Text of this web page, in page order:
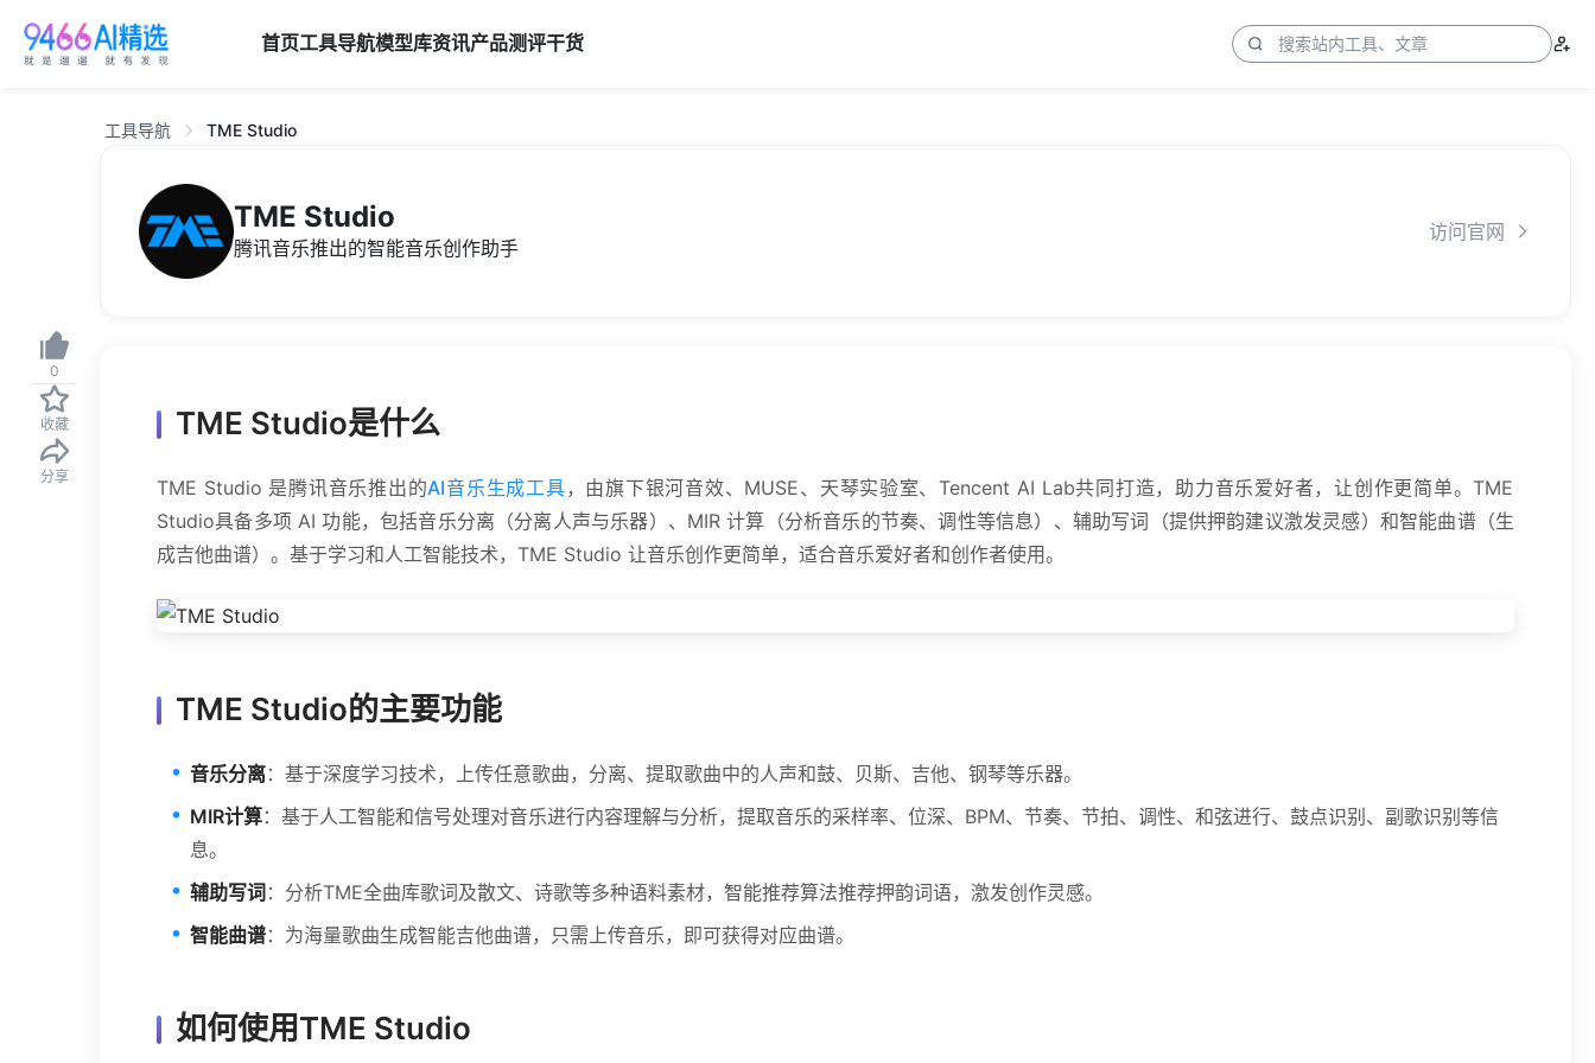
首页工具导航模型库资讯产品测评干货
0
收藏
分享
工具导航 TME Studio
TME Studio
腾讯音乐推出的智能音乐创作助手
访问官网
TME Studio是什么
TME Studio 是腾讯音乐推出的AI音乐生成工具 ，由旗下银河音效、MUSE、天琴实验室、Tencent AI Lab共同打造，助力音乐爱好者，让创作更简单。TME
Studio具备多项 AI 功能，包括音乐分离（分离人声与乐器）、MIR 计算（分析音乐的节奏、调性等信息）、辅助写词（提供押韵建议激发灵感）和智能曲谱（生
成吉他曲谱）。基于学习和人工智能技术，TME Studio 让音乐创作更简单，适合音乐爱好者和创作者使用。
TME Studio的主要功能
音乐分离：基于深度学习技术，上传任意歌曲，分离、提取歌曲中的人声和鼓、贝斯、吉他、钢琴等乐器。
MIR计算：基于人工智能和信号处理对音乐进行内容理解与分析，提取音乐的采样率、位深、BPM、节奏、节拍、调性、和弦进行、鼓点识别、副歌识别等信
息。
辅助写词 ：分析TME全曲库歌词及散文、诗歌等多种语料素材，智能推荐算法推荐押韵词语，激发创作灵感。
智能曲谱：为海量歌曲生成智能吉他曲谱，只需上传音乐，即可获得对应曲谱。
如何使用TME Studio